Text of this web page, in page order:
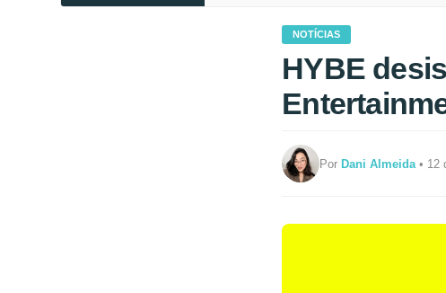
NOTÍCIAS
HYBE
PorDani Almeida • 12